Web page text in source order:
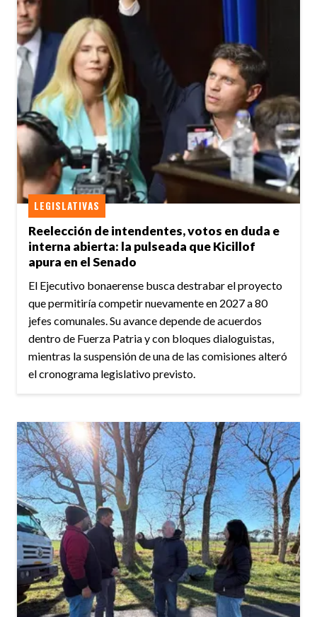
Reelección de intendentes, votos en duda e
interna abierta: la pulseada que Kicillof
apura en el Senado
LEGISLATIVAS
El Ejecutivo bonaerense busca destrabar el proyecto
que permitiría competir nuevamente en 2027 a 80
jefes comunales. Su avance depende de acuerdos
dentro de Fuerza Patria y con bloques dialoguistas,
mientras la suspensión de una de las comisiones alteró
el cronograma legislativo previsto.